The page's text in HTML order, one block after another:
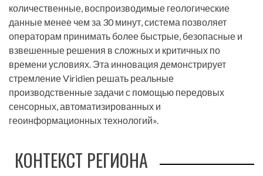
количественные, воспроизводимые геологические
данные менее чем за 30 минут, система позволяет
операторам принимать более быстрые, безопасные и
взвешенные решения в сложных и критичных по
времени условиях. Эта инновация демонстрирует
стремление Viridien решать реальные
производственные задачи с помощью передовых
сенсорных, автоматизированных и
геоинформационных технологий».
КОНТЕКСТ РЕГИОНА